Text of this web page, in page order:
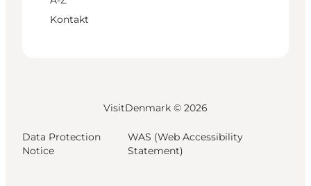
Kontakt
VisitDenmark © 2026
Data Protection
Notice
WAS (Web Accessibility
Statement)